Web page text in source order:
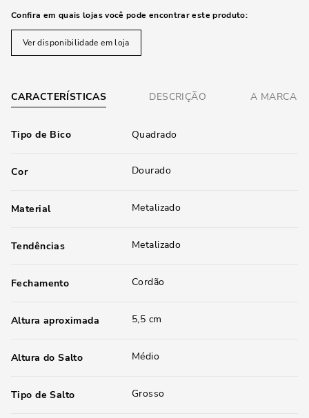
Confira em quais lojas você pode encontrar este produto:
Ver disponibilidade em loja
CARACTERÍSTICAS DESCRIÇÃO A MARCA
Tipo de Bico Quadrado
Cor Dourado
Material Metalizado
Tendências Metalizado
Fechamento Cordão
Altura aproximada 5,5 cm
Altura do Salto Médio
Tipo de Salto Grosso